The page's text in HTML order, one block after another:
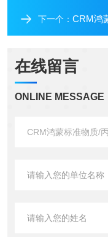
下一个： CRM鸿蒙
在线留言
ONLINE MESSAGE